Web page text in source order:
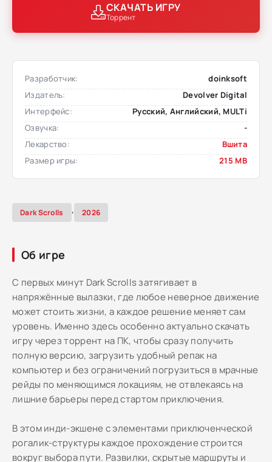
СКАЧАТЬ ИГРУ
Торрент
Разработчик:
doinksoft
Издатель:
Devolver Digital
Интерфейс:
Русский, Английский, MULTi
Озвучка:
-
Лекарство:
Вшита
Размер игры:
215 MB
Dark Scrolls , 2026
Об игре
С первых минут Dark Scrolls затягивает в
напряжённые вылазки, где любое неверное движение
может стоить жизни, а каждое решение меняет сам
уровень. Именно здесь особенно актуально скачать
игру через торрент на ПК, чтобы сразу получить
полную версию, загрузить удобный репак на
компьютер и без ограничений погрузиться в мрачные
рейды по меняющимся локациям, не отвлекаясь на
лишние барьеры перед стартом приключения.
В этом инди-экшене с элементами приключенческой
рогалик-структуры каждое прохождение строится
вокруг выбора пути. Развилки, скрытые маршруты и